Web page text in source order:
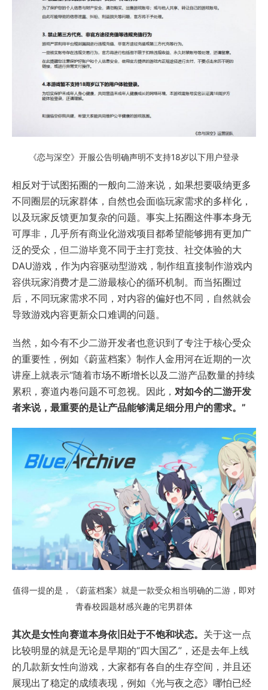
《恋与深空》开服公告明确声明不支持18岁以下用户登录
相反对于试图拓圈的一般向二游来说，如果想要吸纳更多
不同圈层的玩家群体，自然也会面临玩家需求的多样化，
以及玩家反馈更加复杂的问题。事实上拓圈这件事本身无
可厚非，几乎所有商业化游戏项目都希望能够拥有更加广
泛的受众，但二游毕竟不同于主打竞技、社交体验的大
DAU游戏，作为内容驱动型游戏，制作组直接制作游戏内
容供玩家消费才是二游最核心的循环机制。而当拓圈过
后，不同玩家需求不同，对内容的偏好也不同，自然就会
导致游戏内容更新众口难调的问题。
当然，如今有不少二游开发者也意识到了专注于核心受众
的重要性，例如《蔚蓝档案》制作人金用河在近期的一次
讲座上就表示“随着市场不断增长以及二游产品数量的持续
累积，赛道内卷问题不可忽视。因此， 对如今的二游开发
者来说，最重要的是让产品能够满足细分用户的需求。”
值得一提的是，《蔚蓝档案》就是一款受众相当明确的二游，即对
青春校园题材感兴趣的宅男群体
其次是女性向赛道本身依旧处于不饱和状态。 关于这一点
比较明显的就是无论是早期的“四大国乙”，还是去年上线
的几款新女性向游戏，大家都有各自的生存空间，并且还
展现出了稳定的成绩表现，例如《光与夜之恋》哪怕已经